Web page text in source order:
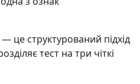
— це структурований підхід
тест на три чіткі